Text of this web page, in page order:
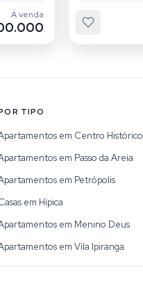
À venda
TIPO
em Centro Histórico
em Passo da Areia
em Petrópolis
em Hípica
em Menino Deus
em Vila Ipiranga